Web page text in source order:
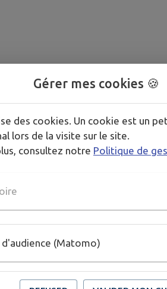
Gérer mes cookies 🍪
des cookies. Un cookie est un
lors de la visite sur le site.
consultez notre Politique de
d'audience (Matomo)